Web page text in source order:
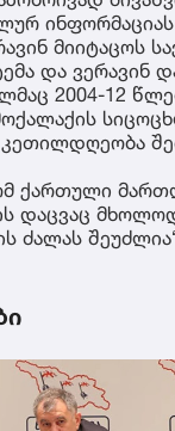
ინფორმაციას
მიიტაცოს
და ვერავინ
2004-12
ქართული
დაცვაც
ძალას